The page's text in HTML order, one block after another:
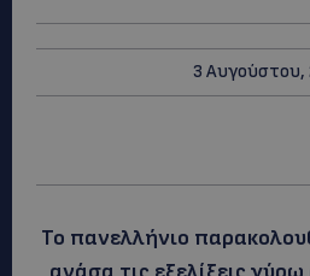
3 Αυγούστου,
Το πανελλήνιο